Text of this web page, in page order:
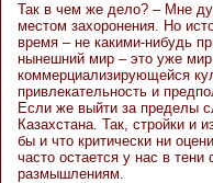
Так в чем же дело? – Мне
местом захоронения. Но
время – не какими-нибудь
нынешний мир – это уже мир
коммерциализирующейся
привлекательность и
Если же выйти за пределы
Казахстана. Так, стройки и
бы и что критически ни
часто остается у нас в
размышлениям.